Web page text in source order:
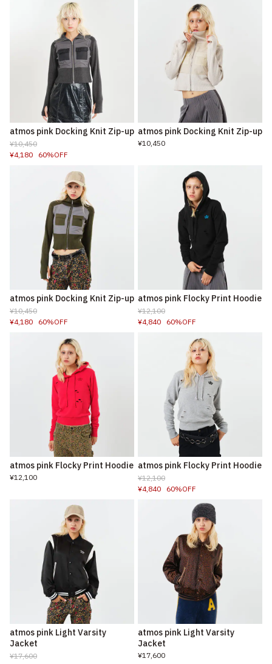
atmos pink Docking Knit Zip-up
¥10,450
¥4,180
60%OFF
atmos pink Docking Knit Zip-up
¥10,450
atmos pink Docking Knit Zip-up
¥10,450
¥4,180
60%OFF
atmos pink Flocky Print Hoodie
¥12,100
¥4,840
60%OFF
atmos pink Flocky Print Hoodie
¥12,100
atmos pink Flocky Print Hoodie
¥12,100
¥4,840
60%OFF
atmos pink Light Varsity
Jacket
¥17,600
atmos pink Light Varsity
Jacket
¥17,600